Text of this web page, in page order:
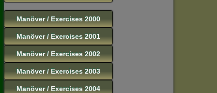
Manöver / Exercises 2000
Manöver / Exercises 2001
Manöver / Exercises 2002
Manöver / Exercises 2003
Manöver / Exercises 2004